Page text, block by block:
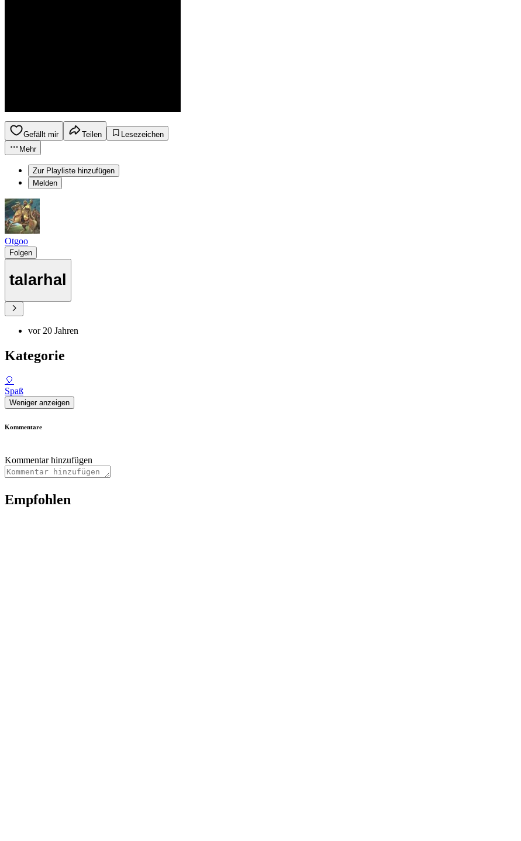
Gefällt mir Teilen
Lesezeichen
Mehr
Zur Playliste hinzufügen
Melden
Otgoo
Folgen
talarhal
vor 20 Jahren
Kategorie
🎈
Spaß
Weniger anzeigen
Kommentare
Kommentar hinzufügen
Empfohlen